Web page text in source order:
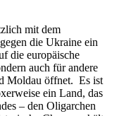
mit dem
die Ukraine ein
die europäische
auch für andere
Moldau öffnet. Es ist
ein Land, das
– den Oligarchen